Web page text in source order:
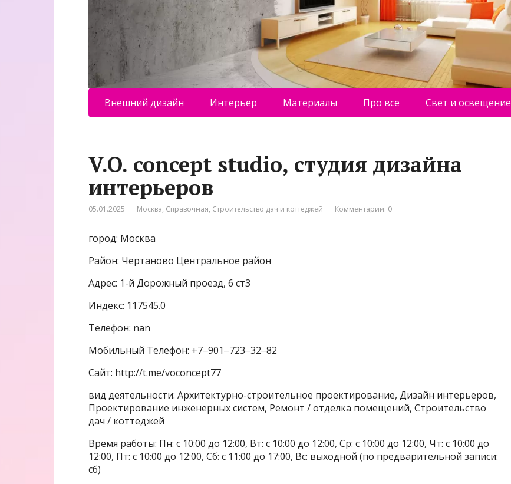
Внешний дизайн Интерьер Материалы Про все Свет и освещение
V.O. concept studio, студия дизайна
интерьеров
05.01.2025 Москва, Справочная, Строительство дач и коттеджей Комментарии: 0
город: Москва
Район: Чертаново Центральное район
Адрес: 1-й Дорожный проезд, 6 ст3
Индекс: 117545.0
Телефон: nan
Мобильный Телефон: +7‒901‒723‒32‒82
Сайт: http://t.me/voconcept77
вид деятельности: Архитектурно-строительное проектирование, Дизайн интерьеров,
Проектирование инженерных систем, Ремонт / отделка помещений, Строительство
дач / коттеджей
Время работы: Пн: с 10:00 до 12:00, Вт: с 10:00 до 12:00, Ср: с 10:00 до 12:00, Чт: с 10:00 до
12:00, Пт: с 10:00 до 12:00, Сб: с 11:00 до 17:00, Вс: выходной (по предварительной записи:
сб)